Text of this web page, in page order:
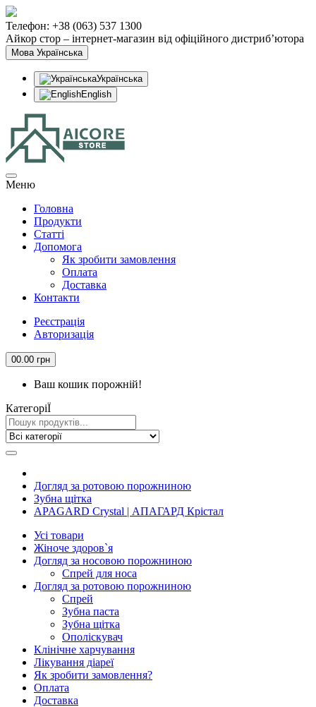
Телефон: +38 (063) 537 1300
Айкор стор – інтернет-магазин від офіційного дистриб’ютора
Мова Українська
Українська
English
Меню
Головна
Продукти
Статтi
Допомога
Як зробити замовлення
Оплата
Доставка
Контакти
Реєстрація
Авторизація
00.00 грн
Ваш кошик порожній!
КатегорiЇ
Догляд за ротовою порожниною
Зубна щiтка
APAGARD Crystal | АПАГАРД Крістал
Усi товари
Жіноче здоров`я
Догляд за носовою порожниною
Спрей для носа
Догляд за ротовою порожниною
Спрей
Зубна паста
Зубна щiтка
Ополіскувач
Клiнiчне харчування
Лiкування дiареї
Як зробити замовлення?
Оплата
Доставка